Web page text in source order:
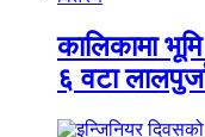
कालिकामा
६ वटा